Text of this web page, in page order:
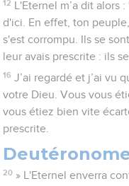
12
L'Eternel m’a dit
d'ici. En effet, ton
s'est corrompu. Ils se
leur avais prescrite : ils
16 J’ai regardé et j’ai vu
votre Dieu. Vous vous
vous étiez bien vite
prescrite.
20 » L'Eternel enverra